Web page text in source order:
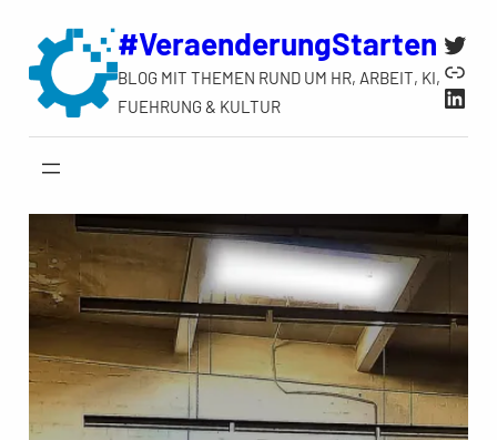
Inhalt
springen
#VeraenderungStarten
BLOG MIT THEMEN RUND UM HR, ARBEIT, KI,
FUEHRUNG & KULTUR
Link